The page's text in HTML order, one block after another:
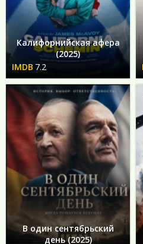
Калифорнийская афера
(2025)
7.2
В один сентябрьский
день (2025)